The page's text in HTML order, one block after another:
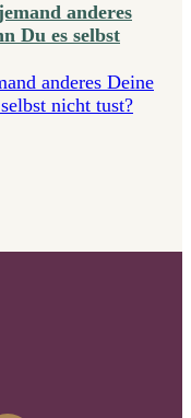
anderes
Du es selbst
anderes Deine
nicht tust?